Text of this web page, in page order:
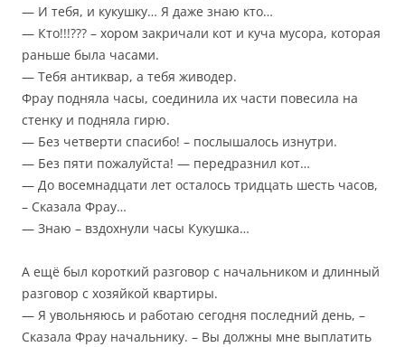
— И тебя, и кукушку… Я даже знаю кто…
— Кто!!!??? – хором закричали кот и куча мусора, которая
раньше была часами.
— Тебя антиквар, а тебя живодер.
Фрау подняла часы, соединила их части повесила на
стенку и подняла гирю.
— Без четверти спасибо! – послышалось изнутри.
— Без пяти пожалуйста! — передразнил кот…
— До восемнадцати лет осталось тридцать шесть часов,
– Сказала Фрау…
— Знаю – вздохнули часы Кукушка…
А ещё был короткий разговор с начальником и длинный
разговор с хозяйкой квартиры.
— Я увольняюсь и работаю сегодня последний день, –
Сказала Фрау начальнику. – Вы должны мне выплатить